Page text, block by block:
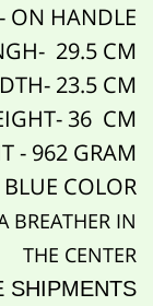
ON HANDLE
29.5 CM
23.5 CM
36 CM
- 962 GRAM
BLUE COLOR
BREATHER IN
THE CENTER
SHIPMENTS